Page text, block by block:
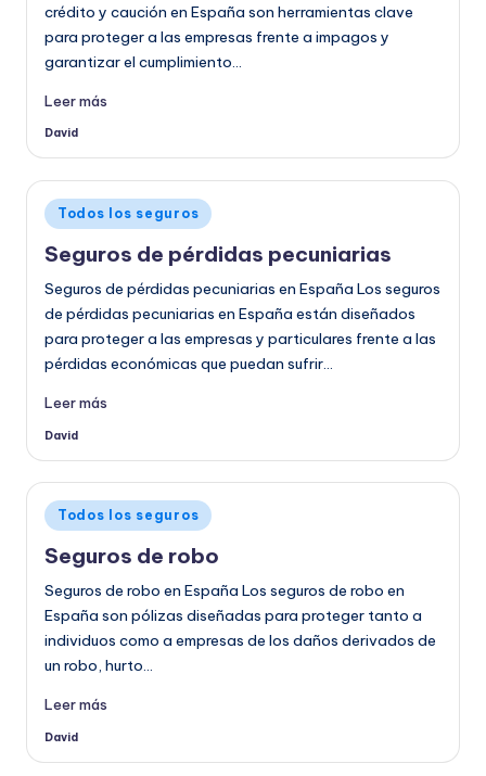
crédito y caución en España son herramientas clave
para proteger a las empresas frente a impagos y
garantizar el cumplimiento…
Leer más
Publicado
David
Publicado
en
Todos los seguros
Seguros de pérdidas pecuniarias
Seguros de pérdidas pecuniarias en España Los seguros
de pérdidas pecuniarias en España están diseñados
para proteger a las empresas y particulares frente a las
pérdidas económicas que puedan sufrir…
Leer más
Publicado
David
Publicado
en
Todos los seguros
Seguros de robo
Seguros de robo en España Los seguros de robo en
España son pólizas diseñadas para proteger tanto a
individuos como a empresas de los daños derivados de
un robo, hurto…
Leer más
Publicado
David